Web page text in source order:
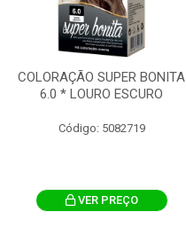
COLORAÇÃO SUPER BONITA
6.0 * LOURO ESCURO
Código: 5082719
VER PREÇO